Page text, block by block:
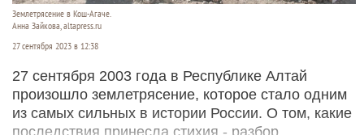
Землетрясение в Кош-Агаче.
Анна Зайкова, altapress.ru
27 сентября 2023 в 12:38
27 сентября 2003 года в Республике Алтай
произошло землетрясение, которое стало одним
из самых сильных в истории России. О том, какие
последствия принесла стихия - разбор